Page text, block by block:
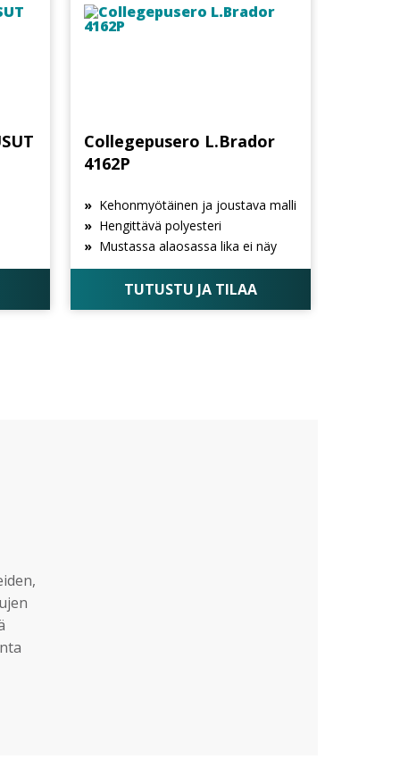
Collegepusero L.Brador
4162P
Kehonmyötäinen ja joustava malli
Hengittävä polyesteri
Mustassa alaosassa lika ei näy
TUTUSTU JA TILAA